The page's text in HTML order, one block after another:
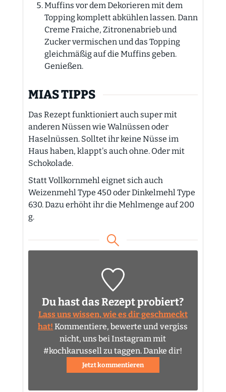
Muffins vor dem Dekorieren mit dem
Topping komplett abkühlen lassen. Dann
Creme Fraiche, Zitronenabrieb und
Zucker vermischen und das Topping
gleichmäßig auf die Muffins geben.
Genießen.
MIAS TIPPS
Das Rezept funktioniert auch super mit
anderen Nüssen wie Walnüssen oder
Haselnüssen. Solltet ihr keine Nüsse im
Haus haben, klappt's auch ohne. Oder mit
Schokolade.
Statt Vollkornmehl eignet sich auch
Weizenmehl Type 450 oder Dinkelmehl Type
630. Dazu erhöht ihr die Mehlmenge auf 200
g.
Du hast das Rezept probiert?
Lass uns wissen, wie es dir geschmeckt
hat! Kommentiere, bewerte und vergiss
nicht, uns bei Instagram mit
#kochkarussell zu taggen. Danke dir!
Jetzt kommentieren